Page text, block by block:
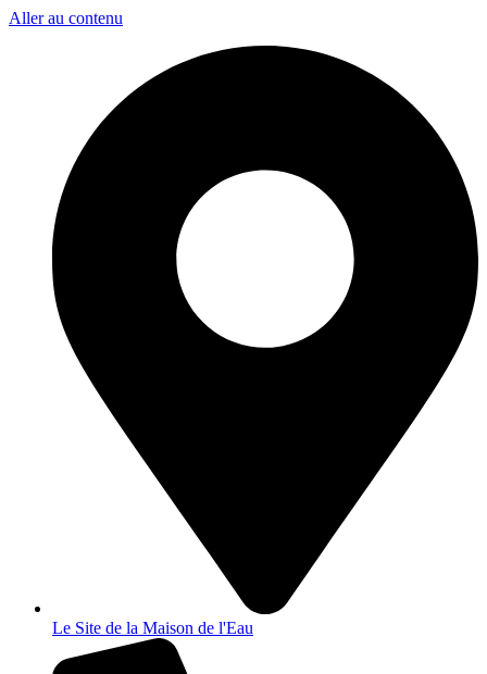
Aller au contenu
Le Site de la Maison de l'Eau